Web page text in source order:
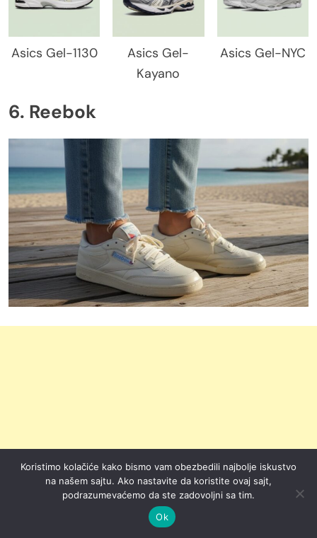
Asics Gel-1130
Asics Gel-
Kayano
Asics Gel-NYC
6. Reebok
Koristimo kolačiće kako bismo vam obezbedili najbolje iskustvo
na našem sajtu. Ako nastavite da koristite ovaj sajt,
podrazumevaćemo da ste zadovoljni sa tim.
Ok